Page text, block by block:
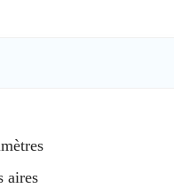
aires